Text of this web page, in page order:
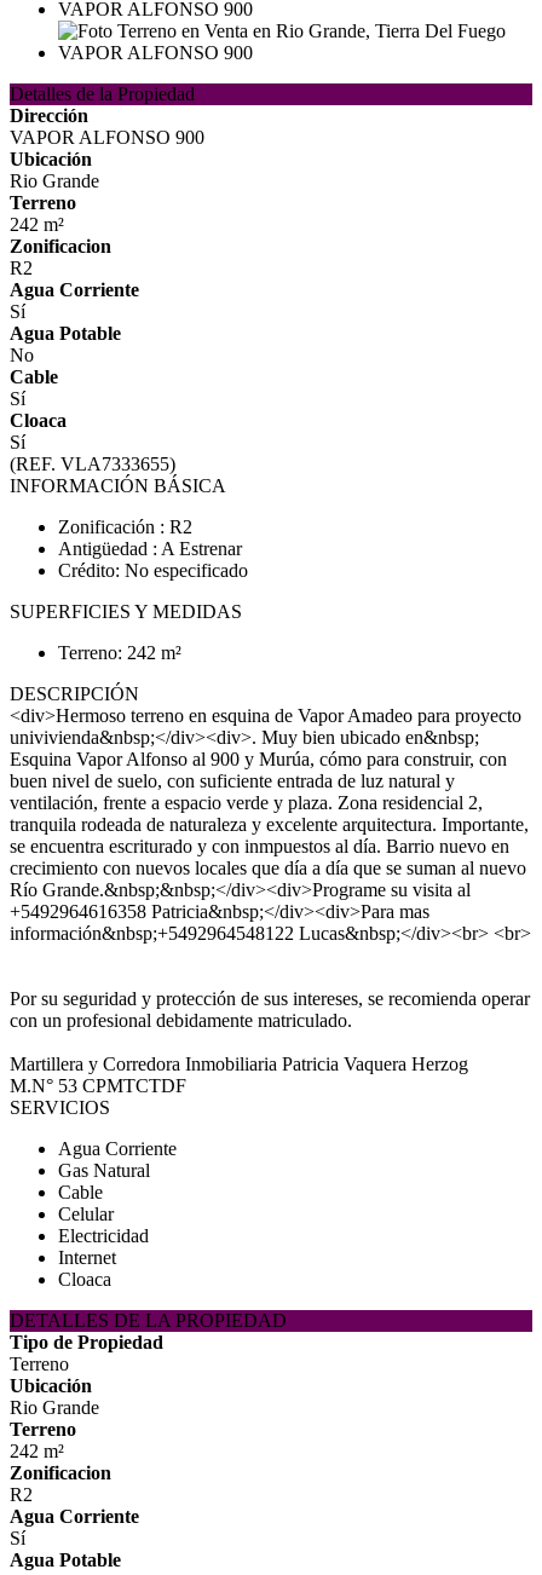
Detalles de la Propiedad
Dirección
VAPOR ALFONSO 900
Ubicación
Rio Grande
Terreno
242 m²
Zonificacion
R2
Agua Corriente
Sí
Agua Potable
No
Cable
Sí
Cloaca
Sí
(REF. VLA7333655)
INFORMACIÓN BÁSICA
Zonificación : R2
Antigüedad : A Estrenar
Crédito: No especificado
SUPERFICIES Y MEDIDAS
Terreno: 242 m²
DESCRIPCIÓN
<div>Hermoso terreno en esquina de Vapor Amadeo para proyecto
univivienda&nbsp;</div><div>. Muy bien ubicado en&nbsp;
Esquina Vapor Alfonso al 900 y Murúa, cómo para construir, con
buen nivel de suelo, con suficiente entrada de luz natural y
ventilación, frente a espacio verde y plaza. Zona residencial 2,
tranquila rodeada de naturaleza y excelente arquitectura. Importante,
se encuentra escriturado y con inmpuestos al día. Barrio nuevo en
crecimiento con nuevos locales que día a día que se suman al nuevo
Río Grande.&nbsp;&nbsp;</div><div>Programe su visita al
+5492964616358 Patricia&nbsp;</div><div>Para mas
información&nbsp;+5492964548122 Lucas&nbsp;</div><br> <br>
Por su seguridad y protección de sus intereses, se recomienda operar
con un profesional debidamente matriculado.
Martillera y Corredora Inmobiliaria Patricia Vaquera Herzog
M.N° 53 CPMTCTDF
SERVICIOS
Agua Corriente
Gas Natural
Cable
Celular
Electricidad
Internet
Cloaca
DETALLES DE LA PROPIEDAD
Tipo de Propiedad
Terreno
Ubicación
Rio Grande
Terreno
242 m²
Zonificacion
R2
Agua Corriente
Sí
Agua Potable